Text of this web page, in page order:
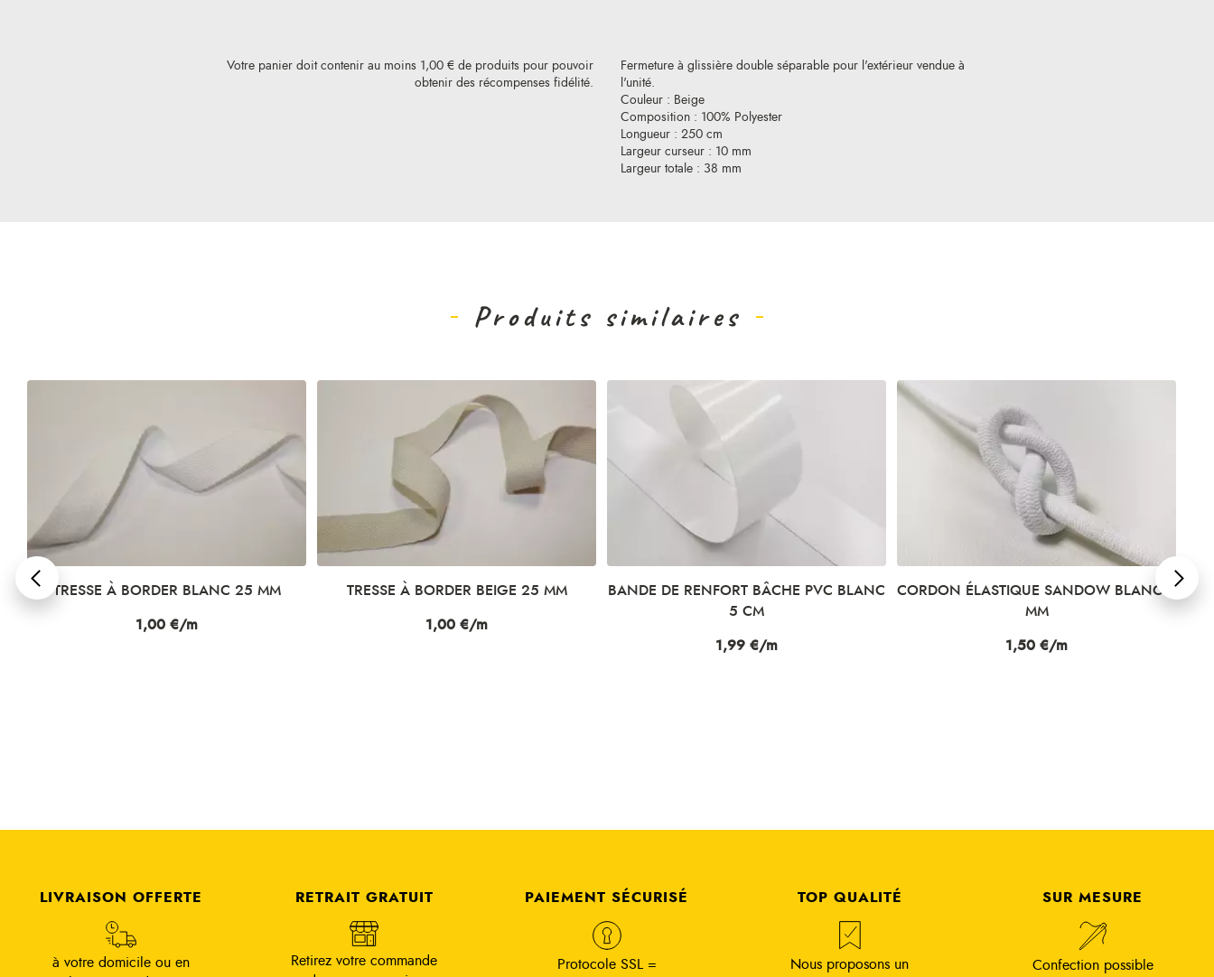
Votre panier doit contenir au moins 1,00 € de produits pour pouvoir
obtenir des récompenses fidélité.
Fermeture à glissière double séparable pour l'extérieur vendue à
l'unité.
Couleur : Beige
Composition : 100% Polyester
Longueur : 250 cm
Largeur curseur : 10 mm
Largeur totale : 38 mm
Produits similaires
TRESSE À BORDER BLANC 25 MM
Prix
1,00 €/m
TRESSE À BORDER BEIGE 25 MM
Prix
1,00 €/m
BANDE DE RENFORT BÂCHE PVC BLANC
5 CM
Prix
1,99 €/m
CORDON ÉLASTIQUE SANDOW BLANC 6
MM
Prix
1,50 €/m
LIVRAISON OFFERTE
à votre domicile ou en
RETRAIT GRATUIT
Retirez votre commande
PAIEMENT SÉCURISÉ
Protocole SSL =
TOP QUALITÉ
Nous proposons un
SUR MESURE
Confection possible